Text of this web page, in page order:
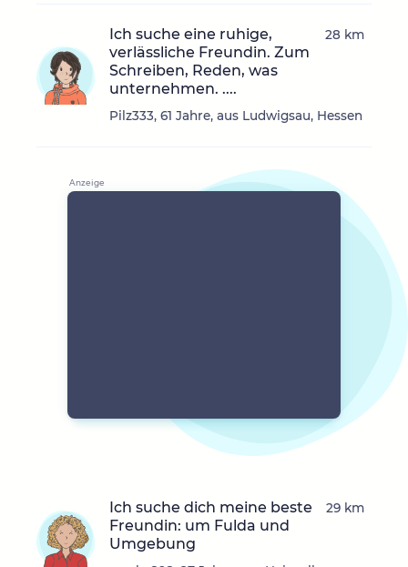
Ich suche eine ruhige,
verlässliche Freundin. Zum
Schreiben, Reden, was
unternehmen. ....
Pilz333, 61 Jahre, aus Ludwigsau, Hessen
28 km
Ich suche dich meine beste
Freundin: um Fulda und
Umgebung
29 km